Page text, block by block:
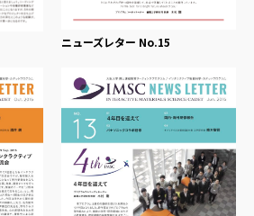
ニューズレター No.15